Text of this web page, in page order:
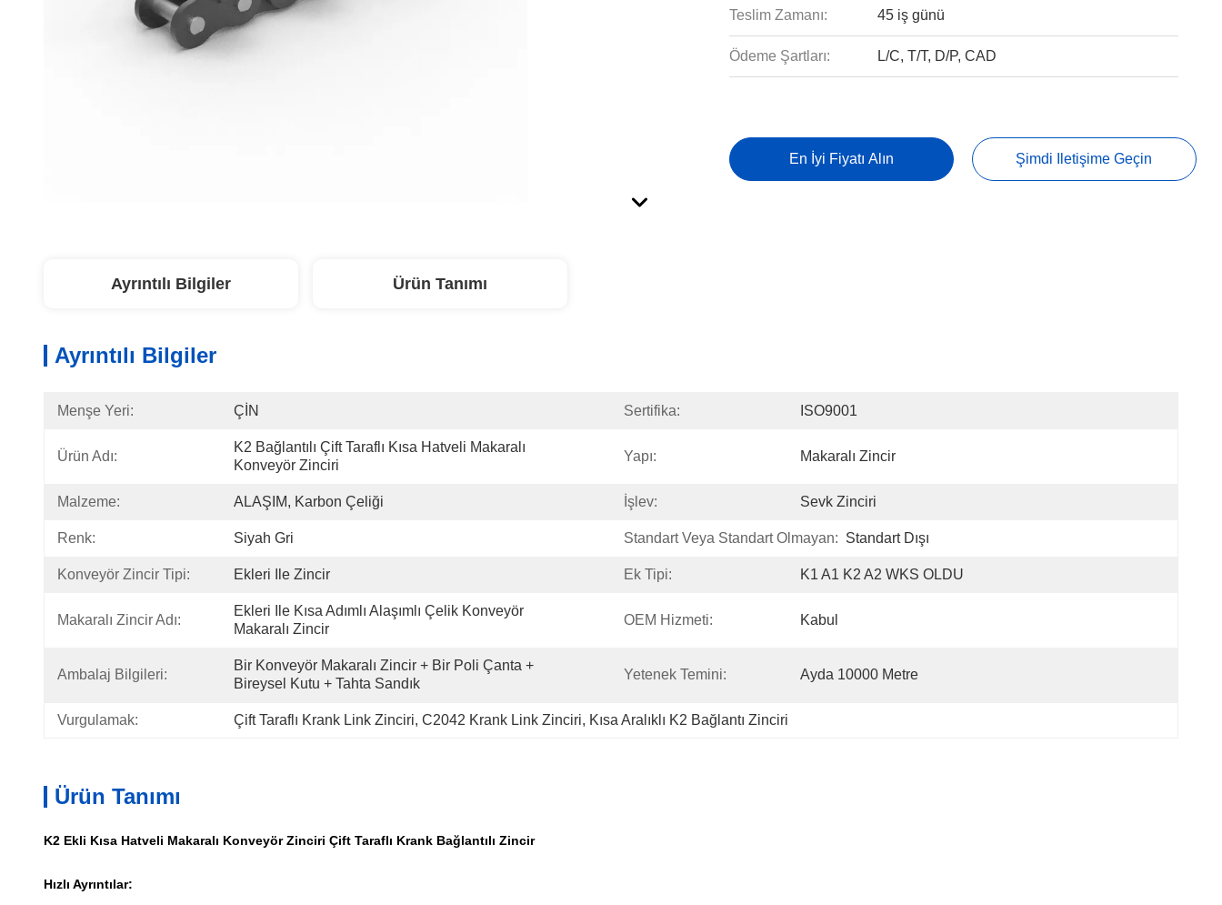
Teslim Zamanı: 45 iş günü
Ödeme Şartları: L/C, T/T, D/P, CAD
En İyi Fiyatı Alın Şimdi Iletişime Geçin
Ayrıntılı Bilgiler Ürün Tanımı
Ayrıntılı Bilgiler
Menşe Yeri: ÇİN Sertifika: ISO9001
Ürün Adı:
K2 Bağlantılı Çift Taraflı Kısa Hatveli Makaralı
Konveyör Zinciri
Yapı: Makaralı Zincir
Malzeme: ALAŞIM, Karbon Çeliği İşlev: Sevk Zinciri
Renk: Siyah Gri Standart Veya Standart Olmayan: Standart Dışı
Konveyör Zincir Tipi: Ekleri Ile Zincir Ek Tipi: K1 A1 K2 A2 WKS OLDU
Makaralı Zincir Adı:
Ekleri Ile Kısa Adımlı Alaşımlı Çelik Konveyör
Makaralı Zincir
OEM Hizmeti: Kabul
Ambalaj Bilgileri:
Bir Konveyör Makaralı Zincir + Bir Poli Çanta +
Bireysel Kutu + Tahta Sandık
Yetenek Temini: Ayda 10000 Metre
Vurgulamak: Çift Taraflı Krank Link Zinciri, C2042 Krank Link Zinciri, Kısa Aralıklı K2 Bağlantı Zinciri
Ürün Tanımı
K2 Ekli Kısa Hatveli Makaralı Konveyör Zinciri Çift Taraflı Krank Bağlantılı Zincir
Hızlı Ayrıntılar: